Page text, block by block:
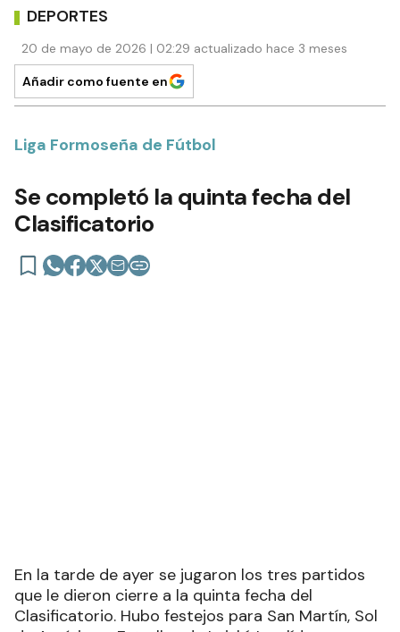
DEPORTES
20 de mayo de 2026 | 02:29 actualizado hace 3 meses
Añadir como fuente en
Liga Formoseña de Fútbol
Se completó la quinta fecha del
Clasificatorio